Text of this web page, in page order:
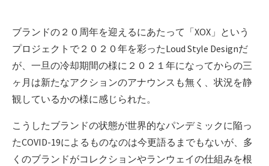
ブランドの２０周年を迎えるにあたって「XOX」という
プロジェクトで２０２０年を彩ったLoud Style Designだ
が、一旦の冷却期間の様に２０２１年になってからの三
ヶ月は新たなアクションのアナウンスも無く、状況を静
観しているかの様に感じられた。
こうしたブランドの状態が世界的なパンデミックに陥っ
たCOVID-19によるものなのは今更語るまでもないが、多
くのブランドがコレクションやランウェイの仕組みを根